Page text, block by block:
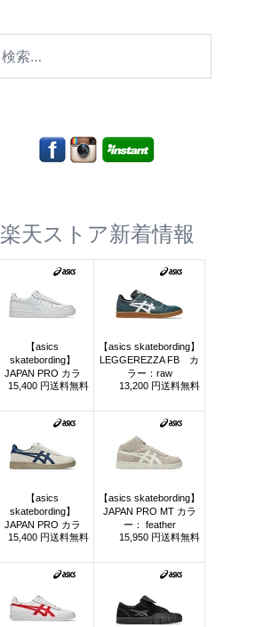
楽天ストア新着情報